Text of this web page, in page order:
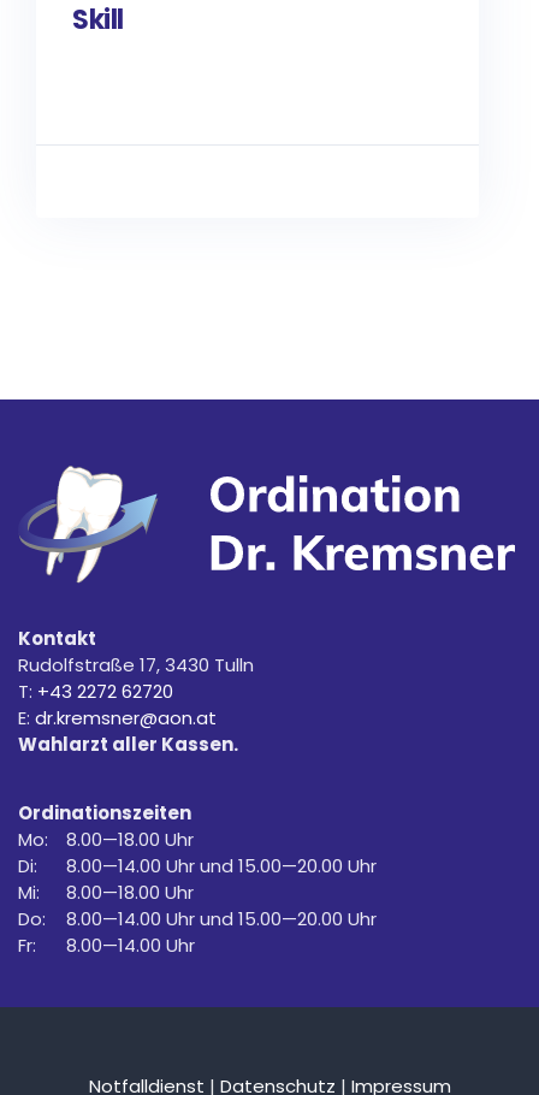
Skill
Kontakt
Rudolfstraße 17, 3430 Tulln
T: +43 2272 62720
E: dr.kremsner@aon.at
Wahlarzt aller Kassen.
Ordinationszeiten
Mo:
8.00—18.00 Uhr
Di:
8.00—14.00 Uhr und 15.00—20.00 Uhr
Mi:
8.00—18.00 Uhr
Do:
8.00—14.00 Uhr und 15.00—20.00 Uhr
Fr:
8.00—14.00 Uhr
Notfalldienst | Datenschutz | Impressum